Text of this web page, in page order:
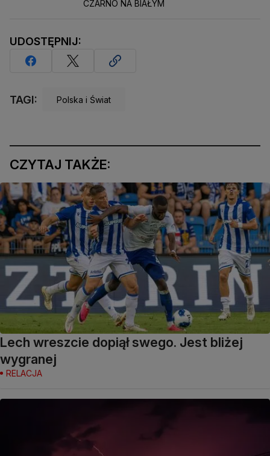
CZARNO NA BIAŁYM
UDOSTĘPNIJ:
TAGI: Polska i Świat
CZYTAJ TAKŻE:
Lech wreszcie dopiął swego. Jest bliżej
wygranej
RELACJA